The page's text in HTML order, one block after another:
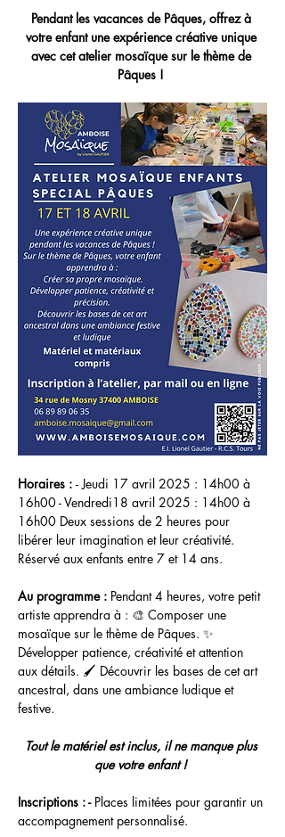
Pendant les vacances de Pâques, offrez à
votre enfant une expérience créative unique
avec cet atelier mosaïque sur le thème de
Pâques !
Horaires : - Jeudi 17 avril 2025 : 14h00 à
16h00 - Vendredi18 avril 2025 : 14h00 à
16h00 Deux sessions de 2 heures pour
libérer leur imagination et leur créativité.
Réservé aux enfants entre 7 et 14 ans.
Au programme : Pendant 4 heures, votre petit
artiste apprendra à : 🎨 Composer une
mosaïque sur le thème de Pâques. ✨
Développer patience, créativité et attention
aux détails. 🖌️ Découvrir les bases de cet art
ancestral, dans une ambiance ludique et
festive.
Tout le matériel est inclus, il ne manque plus
que votre enfant !
Inscriptions : - Places limitées pour garantir un
accompagnement personnalisé.